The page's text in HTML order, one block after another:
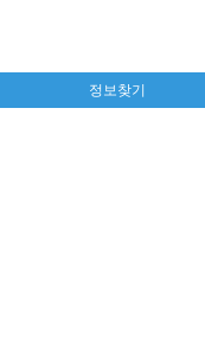
정보찾기